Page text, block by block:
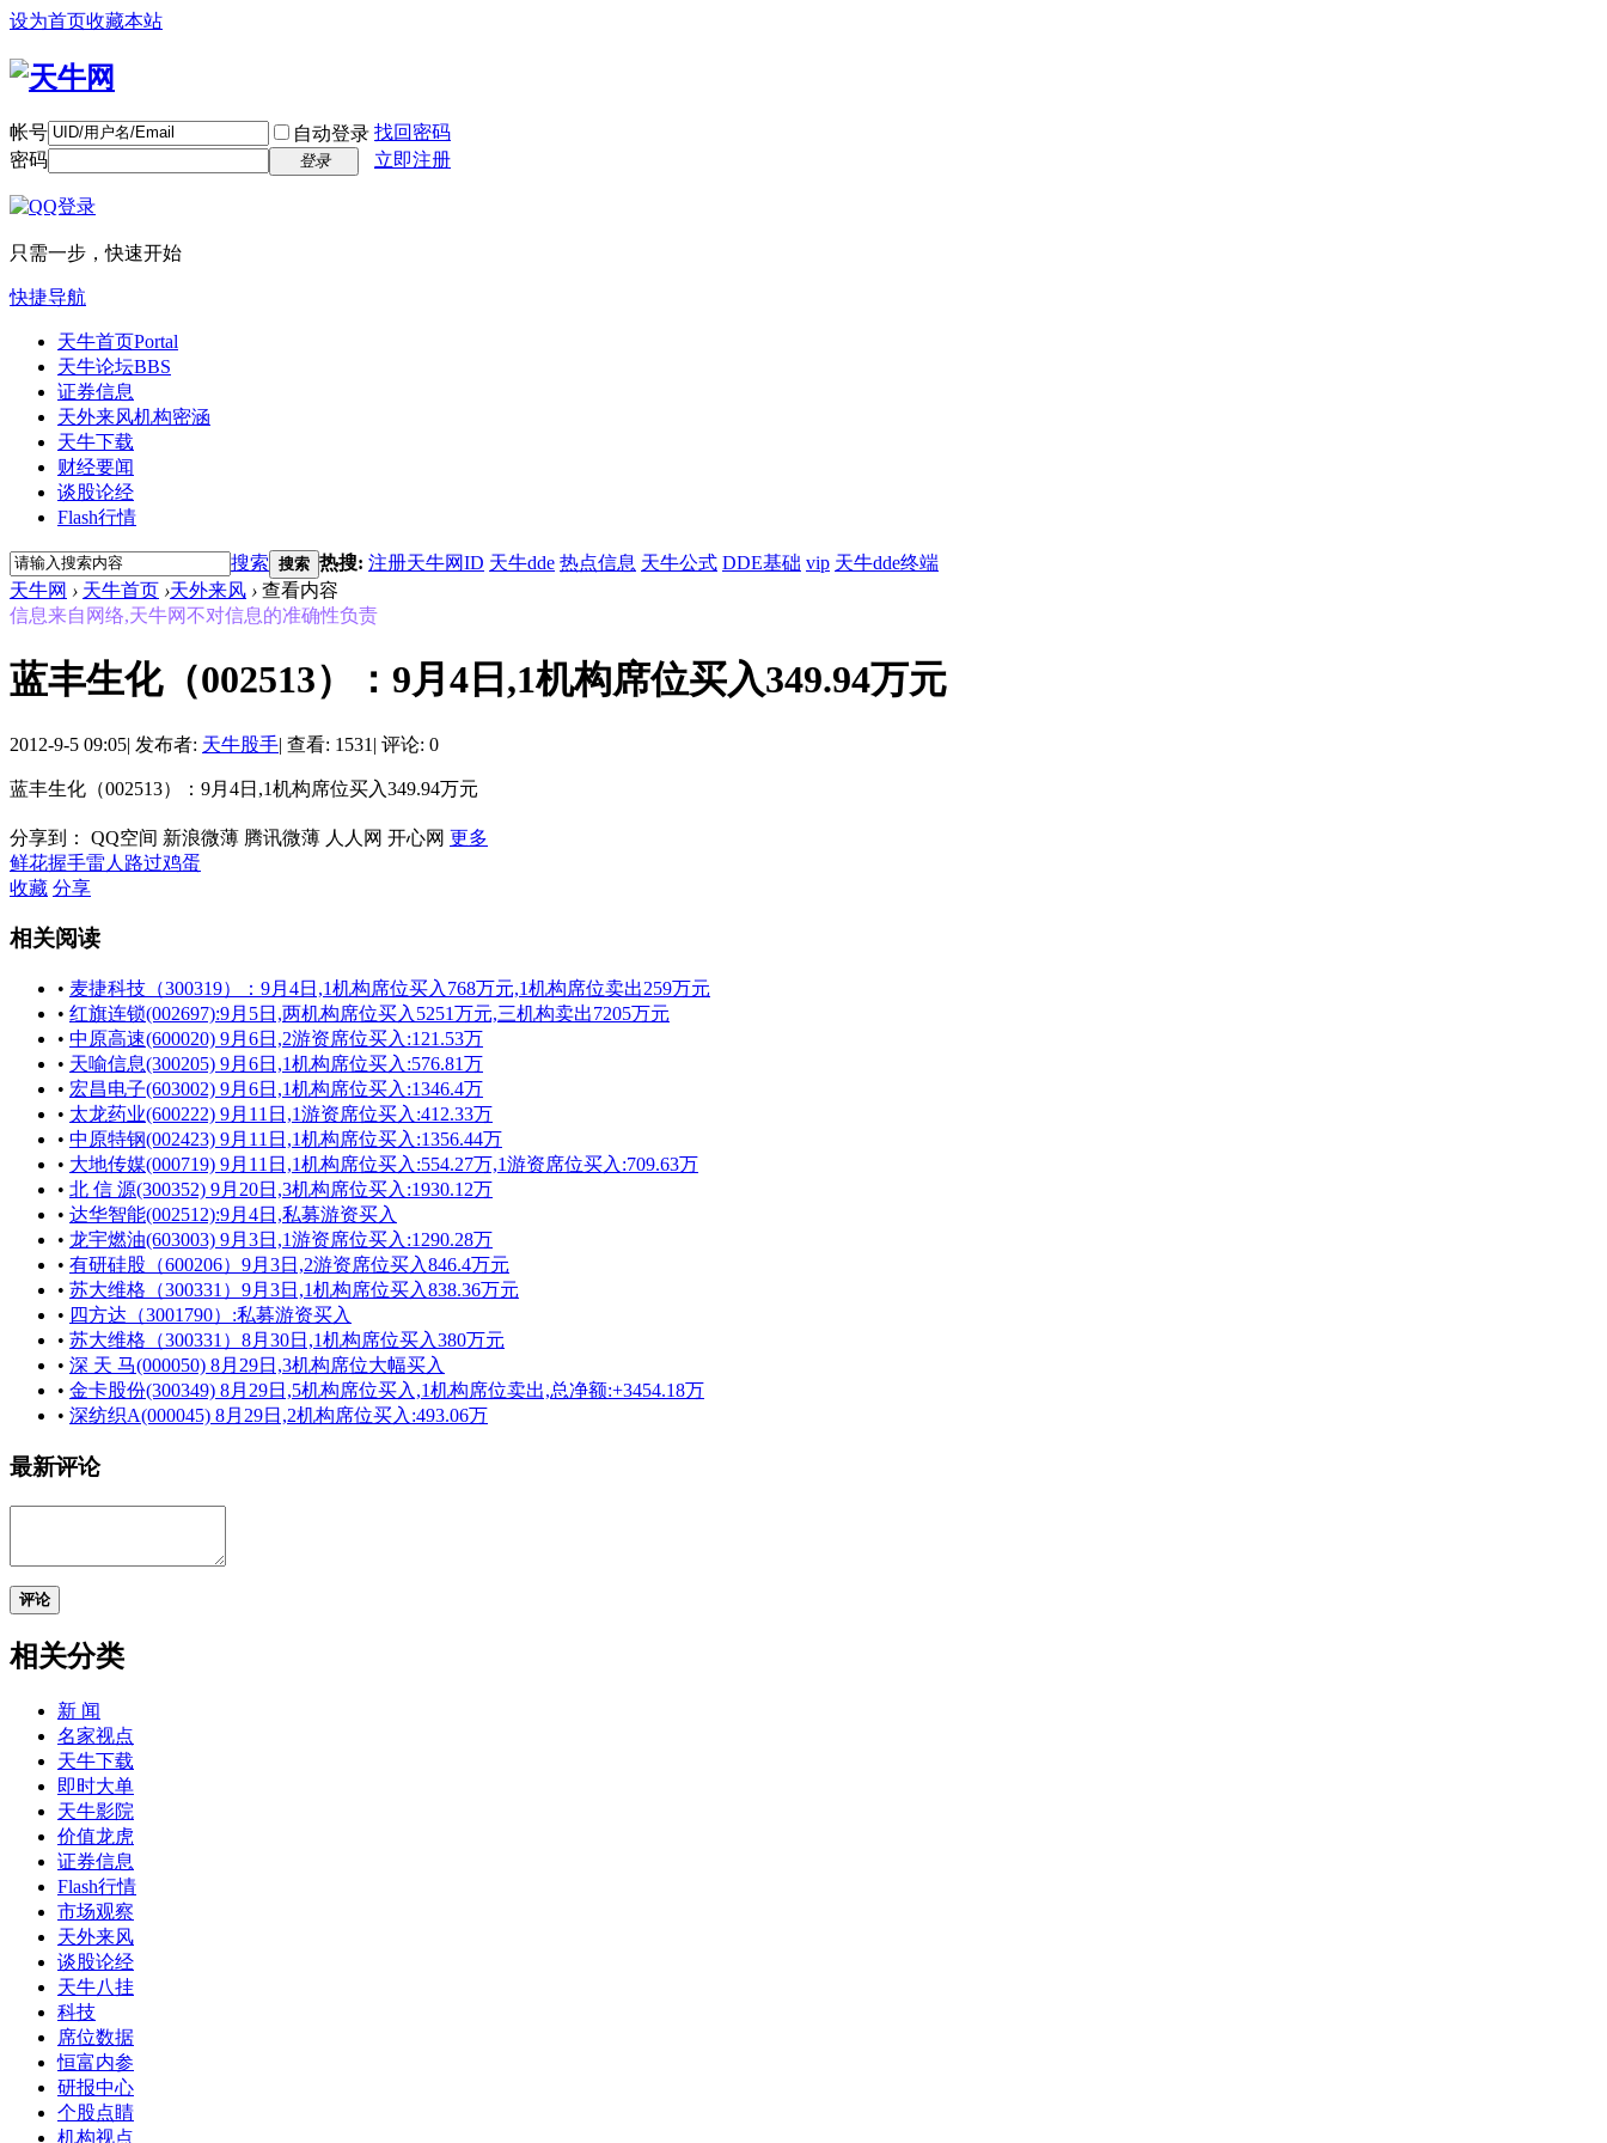
设为首页收藏本站
帐号 自动登录 找回密码
密码
登录 立即注册
只需一步，快速开始
快捷导航
天牛首页Portal
天牛论坛BBS
证券信息
天外来风机构密涵
天牛下载
财经要闻
谈股论经
Flash行情
搜索 搜索 热搜: 注册天牛网ID 天牛dde 热点信息 天牛公式 DDE基础 vip 天牛dde终端
天牛网 › 天牛首页 ›天外来风 › 查看内容
信息来自网络,天牛网不对信息的准确性负责
蓝丰生化（002513）：9月4日,1机构席位买入349.94万元
2012-9-5 09:05| 发布者: 天牛股手| 查看: 1531 | 评论: 0
蓝丰生化（002513）：9月4日,1机构席位买入349.94万元
分享到： QQ空间 新浪微薄 腾讯微薄 人人网 开心网 更多
鲜花握手雷人 路过鸡蛋
收藏 分享
相关阅读
• 麦捷科技（300319）：9月4日,1机构席位买入768万元,1机构席位卖出259万元
• 红旗连锁(002697):9月5日,两机构席位买入5251万元,三机构卖出7205万元
• 中原高速(600020) 9月6日,2游资席位买入:121.53万
• 天喻信息(300205) 9月6日,1机构席位买入:576.81万
• 宏昌电子(603002) 9月6日,1机构席位买入:1346.4万
• 太龙药业(600222) 9月11日,1游资席位买入:412.33万
• 中原特钢(002423) 9月11日,1机构席位买入:1356.44万
• 大地传媒(000719) 9月11日,1机构席位买入:554.27万,1游资席位买入:709.63万
• 北 信 源(300352) 9月20日,3机构席位买入:1930.12万
• 达华智能(002512):9月4日,私募游资买入
• 龙宇燃油(603003) 9月3日,1游资席位买入:1290.28万
• 有研硅股（600206）9月3日,2游资席位买入846.4万元
• 苏大维格（300331）9月3日,1机构席位买入838.36万元
• 四方达（3001790）:私募游资买入
• 苏大维格（300331）8月30日,1机构席位买入380万元
• 深 天 马(000050) 8月29日,3机构席位大幅买入
• 金卡股份(300349) 8月29日,5机构席位买入,1机构席位卖出,总净额:+3454.18万
• 深纺织A(000045) 8月29日,2机构席位买入:493.06万
最新评论
评论
相关分类
新 闻
名家视点
天牛下载
即时大单
天牛影院
价值龙虎
证券信息
Flash行情
市场观察
天外来风
谈股论经
天牛八挂
科技
席位数据
恒富内参
研报中心
个股点睛
机构视点